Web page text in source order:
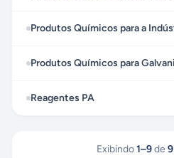
Produtos Químicos para
Reagentes PA
Exibindo 1–9 de 9